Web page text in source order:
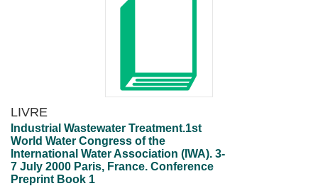
LIVRE
Industrial Wastewater Treatment.1st
World Water Congress of the
International Water Association (IWA). 3-
7 July 2000 Paris, France. Conference
Preprint Book 1